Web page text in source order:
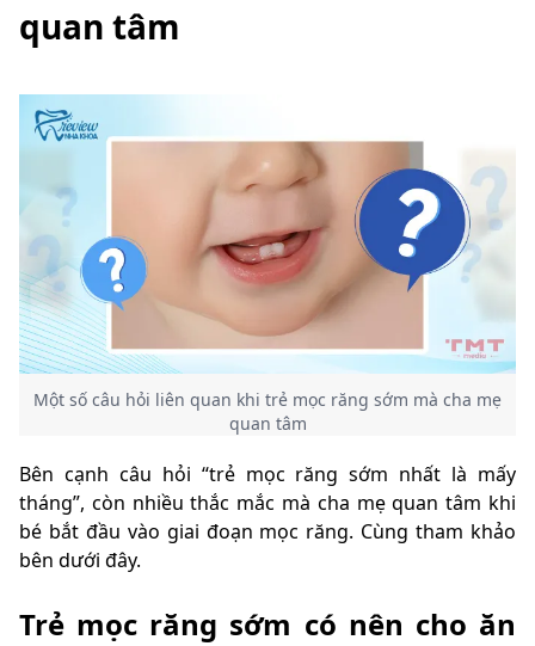
quan tâm
Một số câu hỏi liên quan khi trẻ mọc răng sớm mà cha mẹ
quan tâm
Bên cạnh câu hỏi “trẻ mọc răng sớm nhất là mấy
tháng”, còn nhiều thắc mắc mà cha mẹ quan tâm khi
bé bắt đầu vào giai đoạn mọc răng. Cùng tham khảo
bên dưới đây.
Trẻ mọc răng sớm có nên cho ăn